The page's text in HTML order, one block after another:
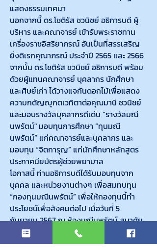
แสดงธรรมเทศนา
นอกจากนี้ ดร.โชติรัส ชวนิชย์ อธิการบดี ผู้
บริหาร และคณาจารย์ เข้ารับพระราชทาน
เครื่องราชอิสริยาภรณ์ อันเป็นที่สรรเสริญ
ยิ่งดิเรกคุณาภรณ์ ประจำปี 2565 และ 2566
จากนั้น ดร.โชติรัส ชวนิชย์ อธิการบดี พร้อม
ด้วยผู้แทนคณาจารย์ บุคลากร นักศึกษา
และศิษย์เก่า ได้วางแจกันดอกไม้เพื่อแสดง
ความกตัญญูกตเวทิตาต่อคุณมานี ชวนิชย์
และมอบรางวัลบุคลากรดีเด่น “รางวัลมณี
นพรัตน์" มอบทุนการศึกษา “ทุนมณี
นพรัตน์” แก่คณาจารย์และบุคลากร และ
มอบทุน “จิตการุญ” แก่นักศึกษาหลักสูตร
ประกาศนียบัตรผู้ช่วยพยาบาล
โอกาสนี้ ท่านอธิการบดีได้รับมอบทุนจาก
บุคคล และหน่วยงานต่างๆ เพื่อสมทบทุน
“กองทุนมณีนพรัตน์” เพื่อให้กองทุนนี้ทำ
ประโยชน์เพื่อสังคมต่อไป เมื่อวันที่ 5
กันยายน 2567 ณ ห้องมณีนพรัตน์ สมาศัย
รางวัลบุคลากรดีเด่น “รางวัลมณีนพรัตน์”
ด้านสนับสนุนวิชาการ ประจำปี 2567